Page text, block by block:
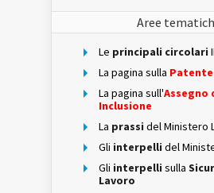
Aree
Le principali circolari
La pagina sulla
La pagina sull'Assegno
Inclusione
La prassi del Ministero
Gli interpelli del
Gli interpelli sulla
Lavoro